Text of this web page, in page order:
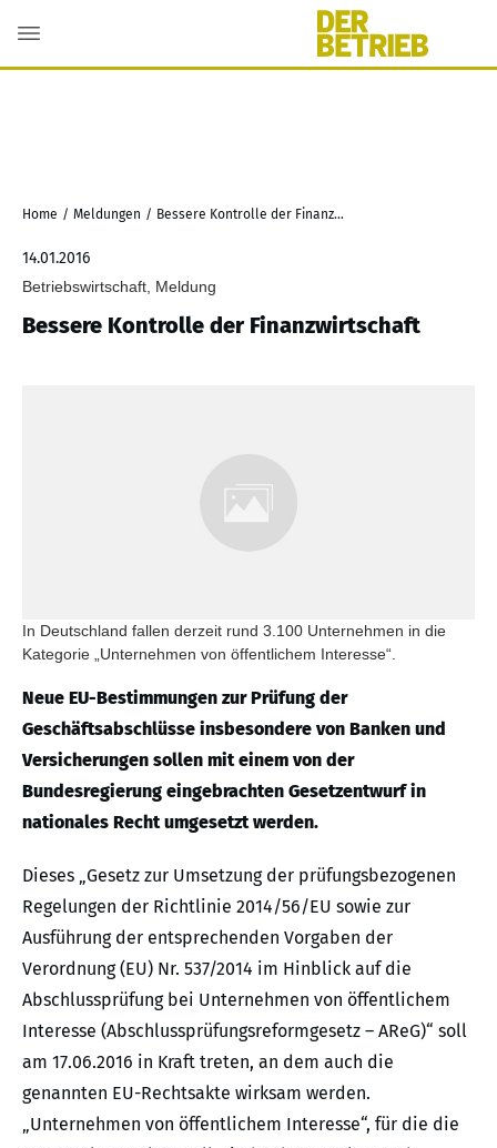
Home / Meldungen / Bessere Kontrolle der Finanzwirtschaft
14.01.2016
Betriebswirtschaft, Meldung
Bessere Kontrolle der Finanzwirtschaft
In Deutschland fallen derzeit rund 3.100 Unternehmen in die
Kategorie „Unternehmen von öffentlichem Interesse“.
Neue EU-Bestimmungen zur Prüfung der
Geschäftsabschlüsse insbesondere von Banken und
Versicherungen sollen mit einem von der
Bundesregierung eingebrachten Gesetzentwurf in
nationales Recht umgesetzt werden.
Dieses „Gesetz zur Umsetzung der prüfungsbezogenen
Regelungen der Richtlinie 2014/56/EU sowie zur
Ausführung der entsprechenden Vorgaben der
Verordnung (EU) Nr. 537/2014 im Hinblick auf die
Abschlussprüfung bei Unternehmen von öffentlichem
Interesse (Abschlussprüfungsreformgesetz – AReG)“ soll
am 17.06.2016 in Kraft treten, an dem auch die
genannten EU-Rechtsakte wirksam werden.
„Unternehmen von öffentlichem Interesse“, für die die